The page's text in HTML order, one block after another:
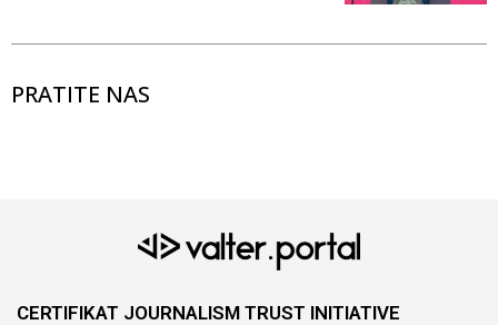
PRATITE NAS
CERTIFIKAT JOURNALISM TRUST INITIATIVE